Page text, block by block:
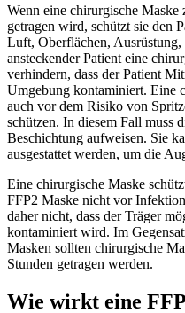
Wenn eine chirurgische
getragen wird, schützt sie den
Luft, Oberflächen,
ansteckender Patient eine
verhindern, dass der Patient
Umgebung kontaminiert. Eine
auch vor dem Risiko von
schützen. In diesem Fall muss
Beschichtung aufweisen. Sie
ausgestattet werden, um die
Eine chirurgische Maske
FFP2 Maske nicht vor
daher nicht, dass der Träger
kontaminiert wird. Im
Masken sollten chirurgische
Stunden getragen werden.
Wie wirkt eine